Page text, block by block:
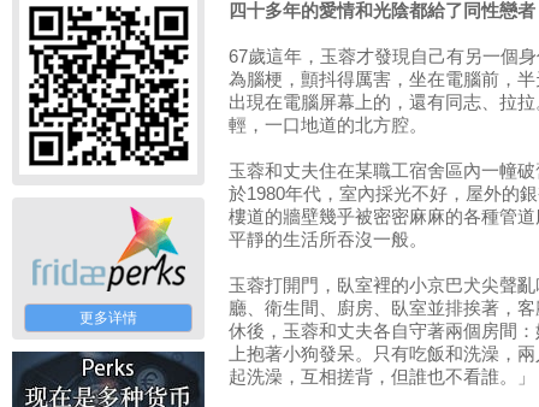
更多详情
四十多年的愛情和光陰都給了同性戀者
67歲這年，玉蓉才發現自己有另一個
為腦梗，顫抖得厲害，坐在電腦前，
出現在電腦屏幕上的，還有同志、拉
輕，一口地道的北方腔。
玉蓉和丈夫住在某職工宿舍區內一幢
於1980年代，室內採光不好，屋外的
樓道的牆壁幾乎被密密麻麻的各種管
平靜的生活所吞沒一般。
玉蓉打開門，臥室裡的小京巴犬尖聲
廳、衛生間、廚房、臥室並排挨著，
休後，玉蓉和丈夫各自守著兩個房間
上抱著小狗發呆。只有吃飯和洗澡，
起洗澡，互相搓背，但誰也不看誰。」